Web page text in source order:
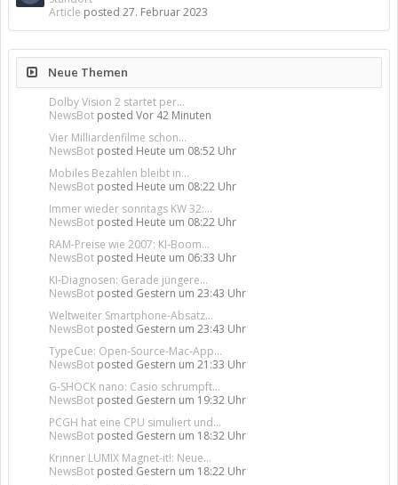
Article posted 27. Februar 2023
Neue Themen
Dolby Vision 2 startet per...
NewsBot posted Vor 42 Minuten
Vier Milliardenfilme schon...
NewsBot posted Heute um 08:52 Uhr
Mobiles Bezahlen bleibt in...
NewsBot posted Heute um 08:22 Uhr
Immer wieder sonntags KW 32:...
NewsBot posted Heute um 08:22 Uhr
RAM-Preise wie 2007: KI-Boom...
NewsBot posted Heute um 06:33 Uhr
KI-Diagnosen: Gerade jüngere...
NewsBot posted Gestern um 23:43 Uhr
Weltweiter Smartphone-Absatz...
NewsBot posted Gestern um 23:43 Uhr
TypeCue: Open-Source-Mac-App...
NewsBot posted Gestern um 21:33 Uhr
G-SHOCK nano: Casio schrumpft...
NewsBot posted Gestern um 19:32 Uhr
PCGH hat eine CPU simuliert und...
NewsBot posted Gestern um 18:32 Uhr
Krinner LUMIX Magnet-it!: Neue...
NewsBot posted Gestern um 18:22 Uhr